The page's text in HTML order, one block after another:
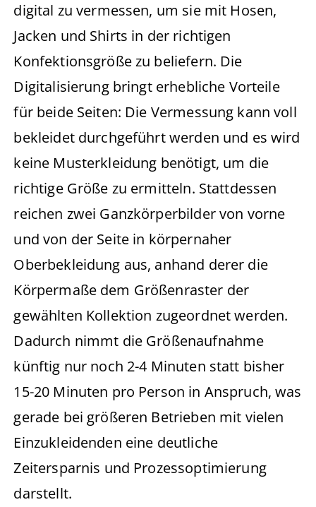
digital zu vermessen, um sie mit Hosen,
Jacken und Shirts in der richtigen
Konfektionsgröße zu beliefern. Die
Digitalisierung bringt erhebliche Vorteile
für beide Seiten: Die Vermessung kann voll
bekleidet durchgeführt werden und es wird
keine Musterkleidung benötigt, um die
richtige Größe zu ermitteln. Stattdessen
reichen zwei Ganzkörperbilder von vorne
und von der Seite in körpernaher
Oberbekleidung aus, anhand derer die
Körpermaße dem Größenraster der
gewählten Kollektion zugeordnet werden.
Dadurch nimmt die Größenaufnahme
künftig nur noch 2-4 Minuten statt bisher
15-20 Minuten pro Person in Anspruch, was
gerade bei größeren Betrieben mit vielen
Einzukleidenden eine deutliche
Zeitersparnis und Prozessoptimierung
darstellt.